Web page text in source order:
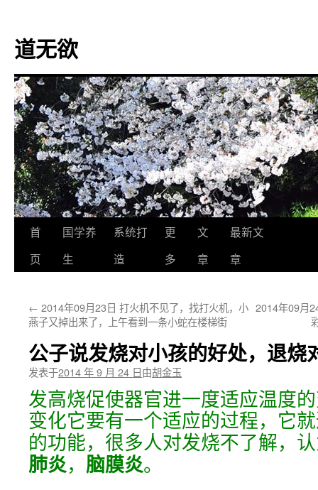
道无欲
跳
文
首
页
国学养
生
系统打
造
更
多
文
章
最新文
章
← 2014年09月23日 打火机不见了，找打火机，小
燕子又掉出来了，上午看到一条小蛇在楼梯街
2014年09月
公子说发烧对小孩的好处，退烧
发表于2014 年 9 月 24 日由胡金玉
发高烧促使器官进一度适应温度
变化它要有一个适应的过程，它
的功能，很多人对发烧不了解，
肺炎， 脑膜炎。